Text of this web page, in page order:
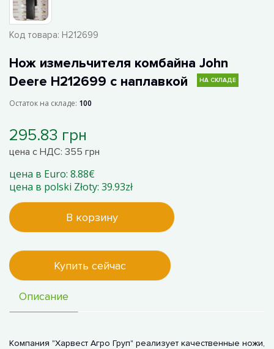
Код товара: H212699
Нож измельчителя комбайна John
Deere H212699 с наплавкой
НА СКЛАДЕ
Остаток на складе: 100
295.83 грн
цена с НДС: 355 грн
цена в Euro: 8.88€
цена в polski Złoty: 39.93zł
В корзину
Купить сейчас
Описание
Компания "Харвест Агро Груп" реализует качественные ножи,